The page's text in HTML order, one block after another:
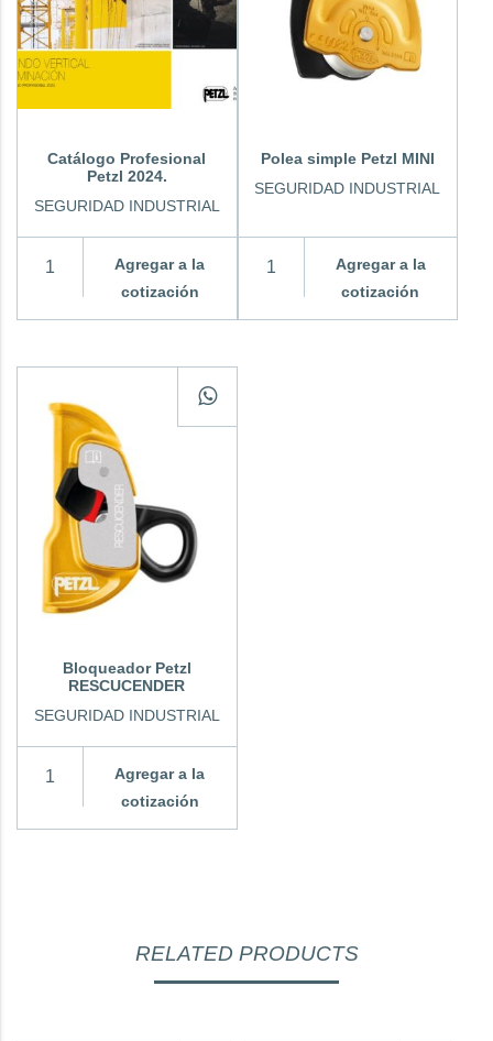
Catálogo Profesional
Petzl 2024.
SEGURIDAD INDUSTRIAL
Agregar a la
cotización
Polea simple Petzl MINI
SEGURIDAD INDUSTRIAL
Agregar a la
cotización
Bloqueador Petzl
RESCUCENDER
SEGURIDAD INDUSTRIAL
Agregar a la
cotización
RELATED PRODUCTS